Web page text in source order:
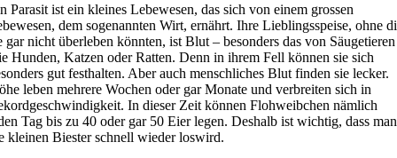
Parasit ist ein kleines Lebewesen, das sich von einem grossen
dem sogenannten Wirt, ernährt. Ihre Lieblingsspeise, ohne
gar nicht überleben könnten, ist Blut – besonders das von Säugetieren
Hunden, Katzen oder Ratten. Denn in ihrem Fell können sie sich
gut festhalten. Aber auch menschliches Blut finden sie lecker.
leben mehrere Wochen oder gar Monate und verbreiten sich in
In dieser Zeit können Flohweibchen nämlich
Tag bis zu 40 oder gar 50 Eier legen. Deshalb ist wichtig, dass man
kleinen Biester schnell wieder loswird.